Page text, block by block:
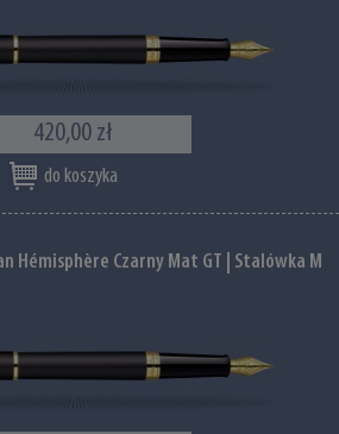
420,00 zł
do koszyka
Hémisphère Czarny Mat GT | Stalówka M